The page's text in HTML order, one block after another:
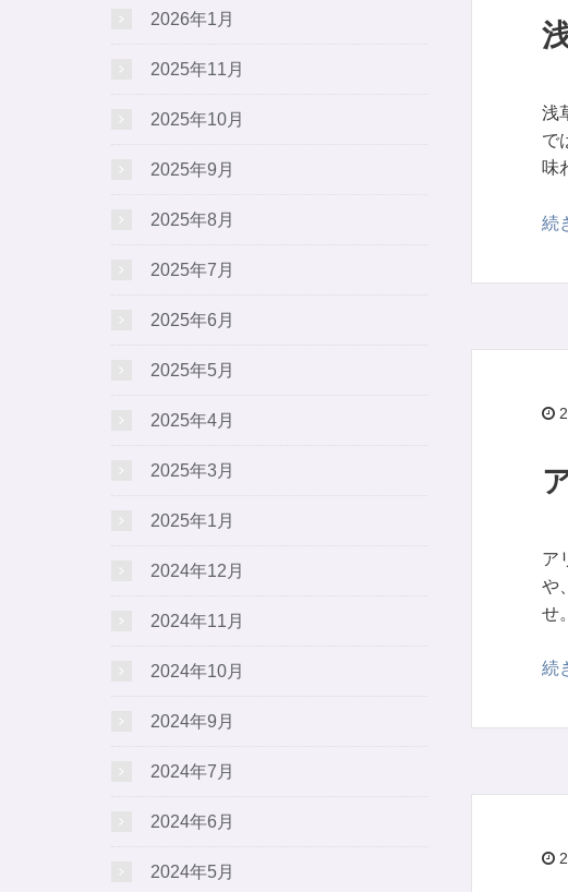
浅
で
味
続
ア
や
せ
続
2026年1月
2025年11月
2025年10月
2025年9月
2025年8月
2025年7月
2025年6月
2025年5月
2025年4月
2025年3月
2025年1月
2024年12月
2024年11月
2024年10月
2024年9月
2024年7月
2024年6月
2024年5月